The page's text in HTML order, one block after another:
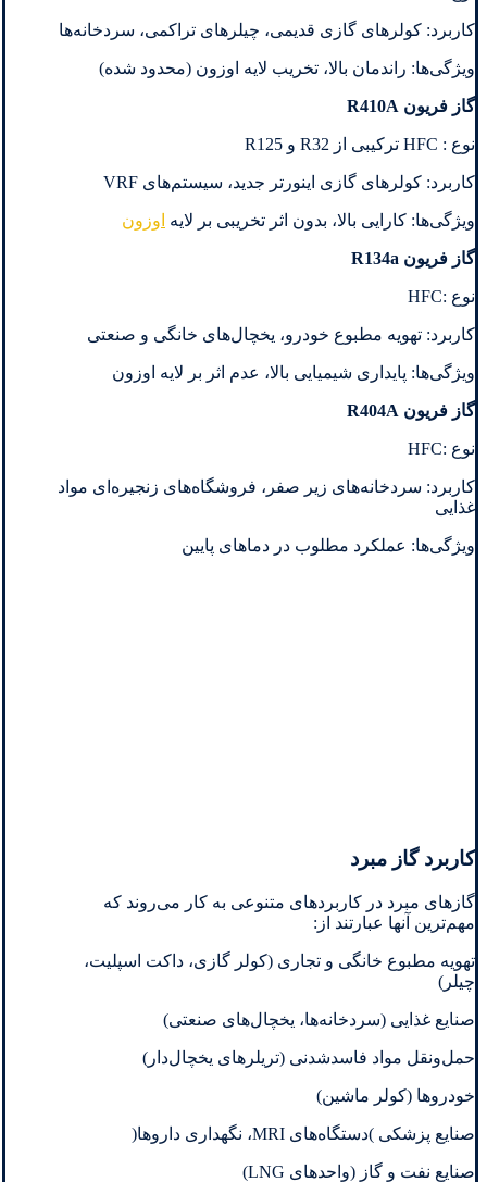
کاربرد: کولرهای گازی قدیمی، چیلرهای تراکمی، سردخانه‌ها
ویژگی‌ها: راندمان بالا، تخریب لایه اوزون (محدود شده)
گاز فریون R410A
نوع : HFC ترکیبی از R32 و R125
کاربرد: کولرهای گازی اینورتر جدید، سیستم‌های VRF
ویژگی‌ها: کارایی بالا، بدون اثر تخریبی بر لایه اوزون
گاز فریون R134a
نوع :HFC
کاربرد: تهویه مطبوع خودرو، یخچال‌های خانگی و صنعتی
ویژگی‌ها: پایداری شیمیایی بالا، عدم اثر بر لایه اوزون
گاز فریون R404A
نوع :HFC
کاربرد: سردخانه‌های زیر صفر، فروشگاه‌های زنجیره‌ای مواد
غذایی
ویژگی‌ها: عملکرد مطلوب در دماهای پایین
کاربرد گاز مبرد
گازهای مبرد در کاربردهای متنوعی به کار می‌روند که
مهم‌ترین آنها عبارتند از:
تهویه مطبوع خانگی و تجاری (کولر گازی، داکت اسپلیت،
چیلر)
صنایع غذایی (سردخانه‌ها، یخچال‌های صنعتی)
حمل‌ونقل مواد فاسدشدنی (تریلرهای یخچال‌دار)
خودروها (کولر ماشین)
صنایع پزشکی )دستگاه‌های MRI، نگهداری داروها(
صنایع نفت و گاز (واحدهای LNG)